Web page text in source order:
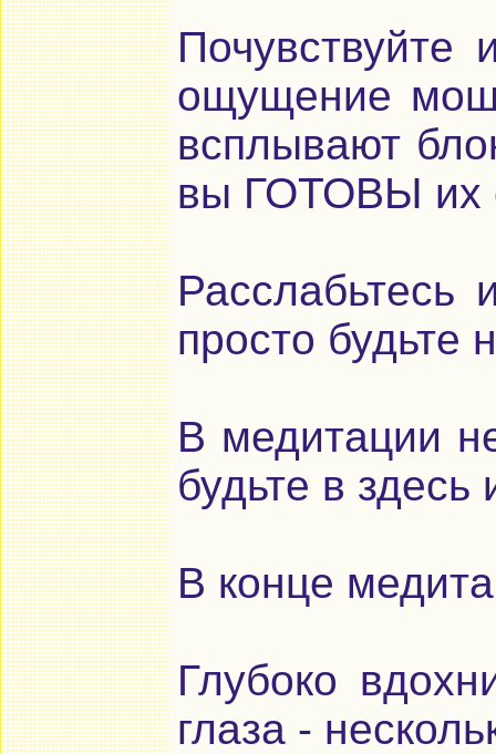
ощущение
всплывают
вы ГОТОВЫ их
Расслабьтесь
просто будьте
В медитации
будьте в
В конце
Глубоко
глаза -